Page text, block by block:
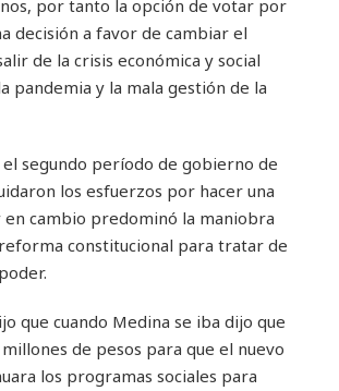
por tanto la opción de votar por
decisión a favor de cambiar el
de la crisis económica y social
pandemia y la mala gestión de la
segundo período de gobierno de
los esfuerzos por hacer una
en cambio predominó la maniobra
constitucional para tratar de
que cuando Medina se iba dijo que
de pesos para que el nuevo
los programas sociales para